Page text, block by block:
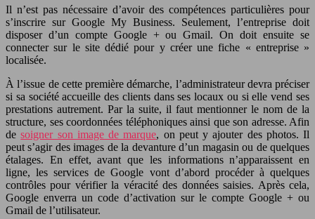
Il n’est pas nécessaire d’avoir des compétences particulières pour
s’inscrire sur Google My Business. Seulement, l’entreprise doit
disposer d’un compte Google + ou Gmail. On doit ensuite se
connecter sur le site dédié pour y créer une fiche « entreprise »
localisée.
À l’issue de cette première démarche, l’administrateur devra préciser
si sa société accueille des clients dans ses locaux ou si elle vend ses
prestations autrement. Par la suite, il faut mentionner le nom de la
structure, ses coordonnées téléphoniques ainsi que son adresse. Afin
desoigner son image de marque, on peut y ajouter des photos. Il
peut s’agir des images de la devanture d’un magasin ou de quelques
étalages. En effet, avant que les informations n’apparaissent en
ligne, les services de Google vont d’abord procéder à quelques
contrôles pour vérifier la véracité des données saisies. Après cela,
Google enverra un code d’activation sur le compte Google + ou
Gmail de l’utilisateur.